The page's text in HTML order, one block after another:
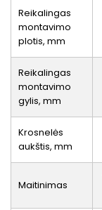
Reikalingas
montavimo
plotis, mm
Reikalingas
montavimo
gylis, mm
Krosnelės
aukštis, mm
Maitinimas